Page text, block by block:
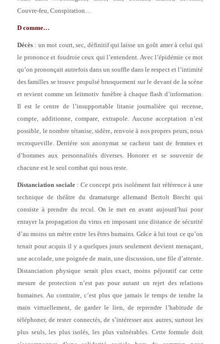
Couvre-feu, Conspiration…
D comme…
Décès : un mot court, sec, définitif qui laisse un goût amer à celui qui
le prononce et foudroie ceux qui l’entendent. Avec l’épidémie ce mot
qu’on prononçait autrefois dans un souffle dans le respect et l’intimité
des familles se trouve propulsé brusquement sur le devant de la scène
et revient comme un leitmotiv funèbre à chaque flash d’information.
Il est le centre de l’insupportable litanie journalière qui recense,
compte, additionne, compare, extrapole. Aucune acceptation n’est
possible, le nombre tétanise, sidère, renvoie à nos propres peurs, nous
recroqueville. Derrière son anonymat se cachent tant de femmes et
d’hommes aux personnalités diverses. Honorer et se souvenir de
chacune est le seul combat qui nous reste.
Distanciation sociale: Ce concept pris isolément fait référence à une
technique de théâtre du dramaturge allemand Bertolt Brecht qui
consiste à prendre du recul. On le met en avant aujourd’hui pour
enrayer la propagation du virus en imposant une distance de sécurité
d’au moins un mètre entre les êtres humains. Grâce à lui tout ce qu’on
tenait pour acquis il y a quelques jours seulement devient menaçant,
une accolade, une poignée de main, une discussion, une file d’attente.
Distanciation physique serait plus exact, moins péjoratif car cette
mesure de protection n’est pas pour autant un rejet des relations
humaines. Au contraire, c’est plus que jamais le temps de tendre la
main virtuellement, de garder le lien, de reprendre l’habitude de
téléphoner, de rester connectés, de s’intéresser aux autres, surtout les
plus seuls, les plus isolés, les plus vulnérables. Cette formule doit